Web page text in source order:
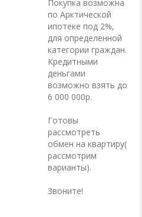
Покупка возможна
по Арктической
ипотеке под 2%,
для определенной
категории граждан.
Кредитными
деньгами
возможно взять до
6 000 000р.
Готовы
рассмотреть
обмен на квартиру(
рассмотрим
варианты).
Звоните!